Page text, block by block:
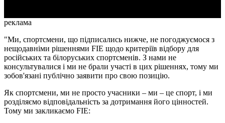
реклама
"Ми, спортсмени, що підписались нижче, не погоджуємося з
нещодавніми рішеннями FIE щодо критеріїв відбору для
російських та білоруських спортсменів. З нами не
консультувалися і ми не брали участі в цих рішеннях, тому ми
зобов'язані публічно заявити про свою позицію.
Як спортсмени, ми не просто учасники – ми – це спорт, і ми
розділяємо відповідальність за дотримання його цінностей.
Тому ми закликаємо FIE: